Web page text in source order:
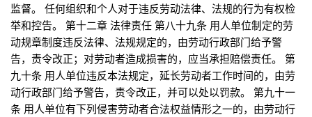
监督。 任何组织和个人对于违反劳动法律、法规的行为有权检
举和控告。 第十二章 法律责任 第八十九条 用人单位制定的劳
动规章制度违反法律、法规规定的，由劳动行政部门给予警
告，责令改正；对劳动者造成损害的，应当承担赔偿责任。 第
九十条 用人单位违反本法规定，延长劳动者工作时间的，由劳
动行政部门给予警告，责令改正，并可以处以罚款。 第九十一
条 用人单位有下列侵害劳动者合法权益情形之一的，由劳动行